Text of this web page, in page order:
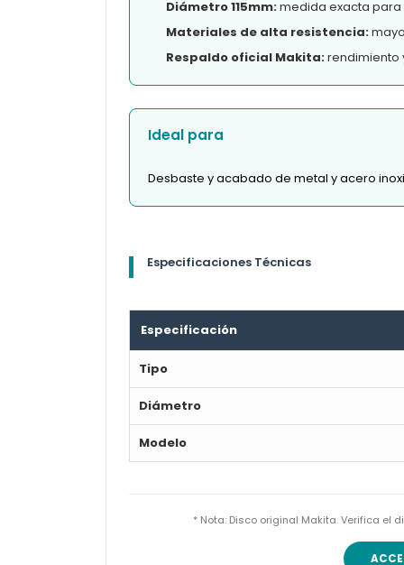
Diámetro 115mm:medida exacta para
Materiales de alta resistencia:
Respaldo oficial Makita:rendimiento
Ideal para
Desbaste y acabado de metal y acero
Especificaciones Técnicas
Especificación
Tipo
Diámetro
Modelo
* Nota: Disco original Makita. Verifica el